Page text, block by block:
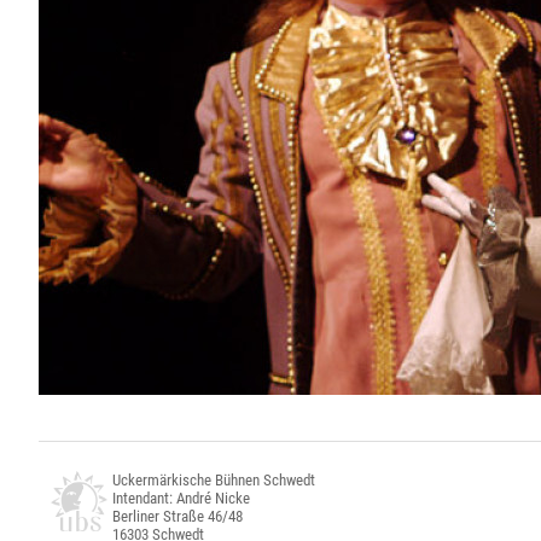
Uckermärkische Bühnen Schwedt
Intendant: André Nicke
Berliner Straße 46/48
16303 Schwedt